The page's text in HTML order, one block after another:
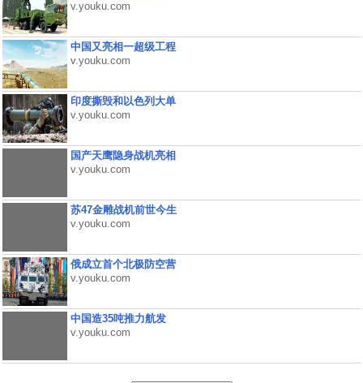
v.youku.com
中国又亮相一超级工程
v.youku.com
印度撕毁和以色列大单
v.youku.com
国产天鹰隐身战机亮相
v.youku.com
苏47金雕战机前世今生
v.youku.com
俄成立首个北极防空营
v.youku.com
中国造35吨推力航发
v.youku.com